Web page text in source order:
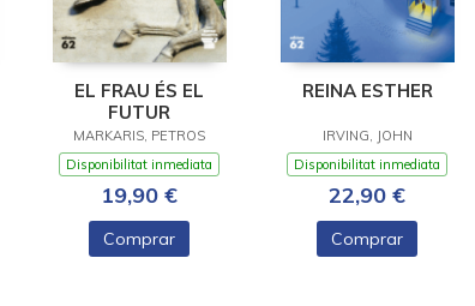
EL FRAU ÉS EL
FUTUR
MARKARIS, PETROS
Disponibilitat inmediata
19,90 €
Comprar
REINA ESTHER
IRVING, JOHN
Disponibilitat inmediata
22,90 €
Comprar